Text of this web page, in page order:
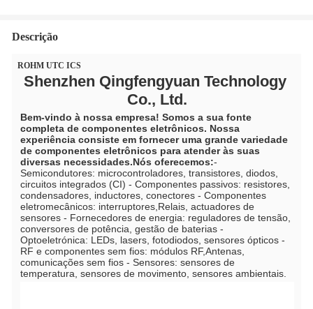
Descrição
ROHM UTC ICS
Shenzhen Qingfengyuan Technology
Co., Ltd.
Bem-vindo à nossa empresa! Somos a sua fonte
completa de componentes eletrônicos. Nossa
experiência consiste em fornecer uma grande variedade
de componentes eletrônicos para atender às suas
diversas necessidades.Nós oferecemos:-
Semicondutores: microcontroladores, transistores, diodos,
circuitos integrados (CI) - Componentes passivos: resistores,
condensadores, inductores, conectores - Componentes
eletromecânicos: interruptores,Relais, actuadores de
sensores - Fornecedores de energia: reguladores de tensão,
conversores de potência, gestão de baterias -
Optoeletrónica: LEDs, lasers, fotodiodos, sensores ópticos -
RF e componentes sem fios: módulos RF,Antenas,
comunicações sem fios - Sensores: sensores de
temperatura, sensores de movimento, sensores ambientais.